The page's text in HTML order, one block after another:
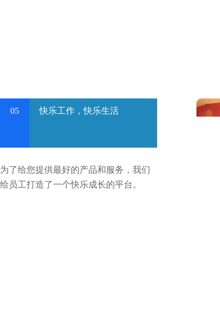
05 快乐工作，快乐生活
为了给您提供最好的产品和服务，我们
给员工打造了一个快乐成长的平台。